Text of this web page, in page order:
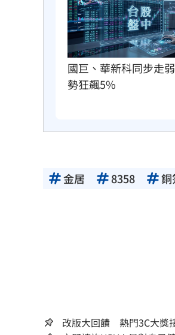
國巨、華新科同步走
勢狂飆5%
金居 8358 銅
改版大回饋 熱門3C大獎